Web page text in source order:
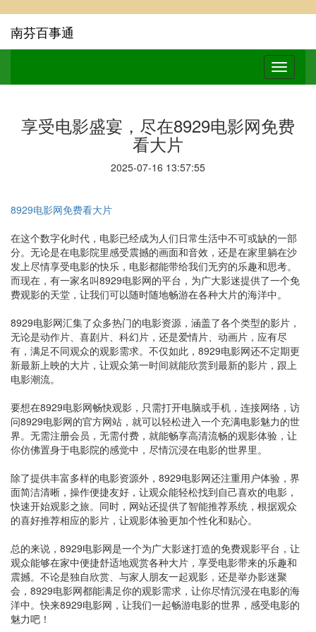
南芬百事通
享受电影盛宴，尽在8929电影网免费
看大片
2025-07-16 13:57:55
8929电影网免费看大片
在这个数字化时代，电影已经成为人们日常生活中不可或缺的一部
分。无论是在电影院里感受震撼的画面和音效，还是在家里躺在沙
发上尽情享受电影的快乐，电影都能带给我们无穷的乐趣和思考。
而现在，有一家名叫8929电影网的平台，为广大影迷提供了一个免
费观影的天堂，让我们可以随时随地畅游在各种大片的海洋中。
8929电影网汇集了众多热门的电影资源，涵盖了各个类型的影片，
无论是动作片、喜剧片、科幻片，还是爱情片、动画片，应有尽
有，满足不同观众的观影需求。不仅如此，8929电影网还不定期更
新最新上映的大片，让观众第一时间就能欣赏到最新的影片，跟上
电影潮流。
要想在8929电影网畅快观影，只需打开电脑或手机，连接网络，访
问8929电影网的官方网站，就可以轻松进入一个充满电影魅力的世
界。无需注册会员，无需付费，就能畅享高清流畅的观影体验，让
你仿佛置身于电影院的感觉中，尽情沉浸在电影的世界里。
除了提供丰富多样的电影资源外，8929电影网还注重用户体验，界
面简洁清晰，操作便捷友好，让观众能轻松找到自己喜欢的电影，
快速开始观影之旅。同时，网站还提供了智能推荐系统，根据观众
的喜好推荐相应的影片，让观影体验更加个性化和贴心。
总的来说，8929电影网是一个为广大影迷打造的免费观影平台，让
观众能够在家中便捷舒适地观赏各种大片，享受电影带来的乐趣和
震撼。不论是独自欣赏、与家人朋友一起观影，还是举办影迷聚
会，8929电影网都能满足你的观影需求，让你尽情沉浸在电影的海
洋中。快来8929电影网，让我们一起畅游电影的世界，感受电影的
魅力吧！